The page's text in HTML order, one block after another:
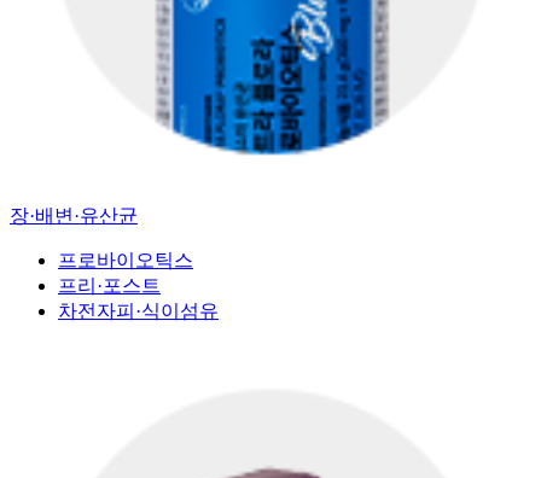
장·배변·유산균
프로바이오틱스
프리·포스트
차전자피·식이섬유